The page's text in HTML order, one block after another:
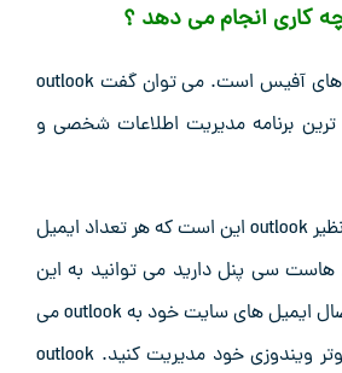
outlook یکی از برنامه های آفیس است. می توان گفت outlook
ترین برنامه مدیریت اطلاعات شخصی و
یکی از ویژگی های بی نظیر outlook این است که هر تعداد ایمیل
هاست سی پنل دارید می توانید به این
برنامه وصل کنید.با اتصال ایمیل های سایت خود به outlook می
توانید آنها را در کامپیوتر ویندوزی خود مدیریت کنید. outlook